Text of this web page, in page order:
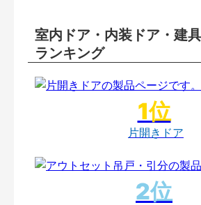
室内ドア・内装ドア・建
ランキング
片開きドア